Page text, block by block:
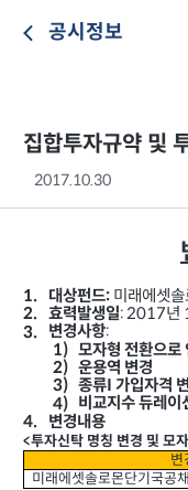
공시정보
집합투자규약 및
2017.10.30
1. 대상펀드: 미래에셋
2.
효력발생일: 2017년
3.
변경사항:
1) 모자형 전환으로
2) 운용역 변경
3) 종류I 가입자격
4) 비교지수 듀레이
4.
변경내용
<투자신탁 명칭 변경 및 모
변
미래에셋솔로몬단기국공